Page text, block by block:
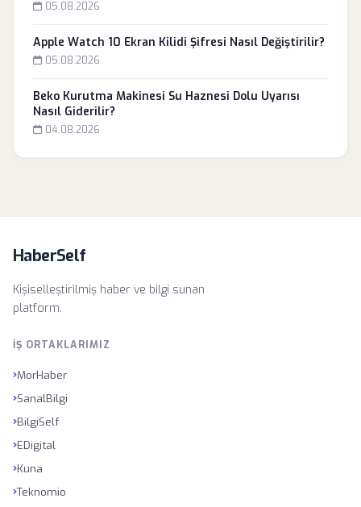
05.08.2026
Apple Watch 10 Ekran Kilidi Şifresi Nasıl Değiştirilir?
05.08.2026
Beko Kurutma Makinesi Su Haznesi Dolu Uyarısı
Nasıl Giderilir?
04.08.2026
HaberSelf
Kişiselleştirilmiş haber ve bilgi sunan
platform.
İŞ ORTAKLARIMIZ
›MorHaber
›SanalBilgi
›BilgiSelf
›EDigital
›Kuna
›Teknomio